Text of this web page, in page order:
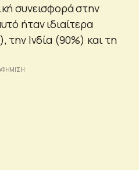
συνεισφορά στην
ήταν ιδιαίτερα
την Ινδία (90%) και τη